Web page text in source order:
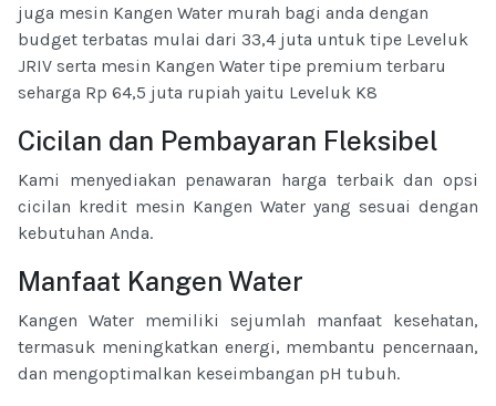
juga mesin Kangen Water murah bagi anda dengan
budget terbatas mulai dari 33,4 juta untuk tipe Leveluk
JRIV serta mesin Kangen Water tipe premium terbaru
seharga Rp 64,5 juta rupiah yaitu Leveluk K8
Cicilan dan Pembayaran Fleksibel
Kami menyediakan penawaran harga terbaik dan opsi
cicilan kredit mesin Kangen Water yang sesuai dengan
kebutuhan Anda.
Manfaat Kangen Water
Kangen Water memiliki sejumlah manfaat kesehatan,
termasuk meningkatkan energi, membantu pencernaan,
dan mengoptimalkan keseimbangan pH tubuh.